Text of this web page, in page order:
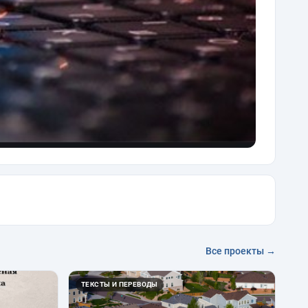
Все проекты →
ТЕКСТЫ И ПЕРЕВОДЫ